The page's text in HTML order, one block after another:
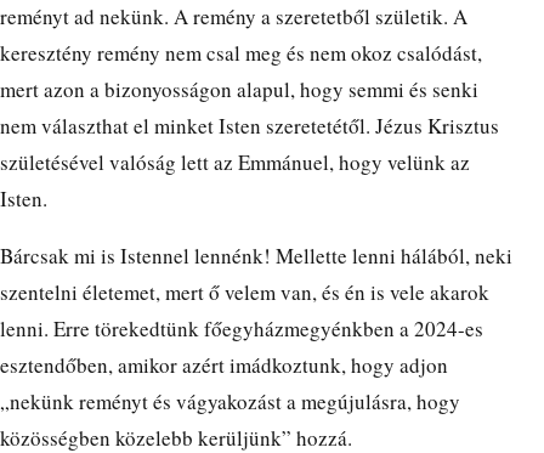
reményt ad nekünk. A remény a szeretetből születik. A
keresztény remény nem csal meg és nem okoz csalódást,
mert azon a bizonyosságon alapul, hogy semmi és senki
nem választhat el minket Isten szeretetétől. Jézus Krisztus
születésével valóság lett az Emmánuel, hogy velünk az
Isten.
Bárcsak mi is Istennel lennénk! Mellette lenni hálából, neki
szentelni életemet, mert ő velem van, és én is vele akarok
lenni. Erre törekedtünk főegyházmegyénkben a 2024-es
esztendőben, amikor azért imádkoztunk, hogy adjon
„nekünk reményt és vágyakozást a megújulásra, hogy
közösségben közelebb kerüljünk” hozzá.